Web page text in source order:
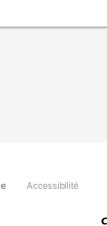
Accessibilité